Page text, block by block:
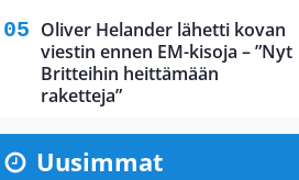
Oliver Helander lähetti kovan
viestin ennen EM-kisoja – ”Nyt
Britteihin heittämään
raketteja”
Uusimmat